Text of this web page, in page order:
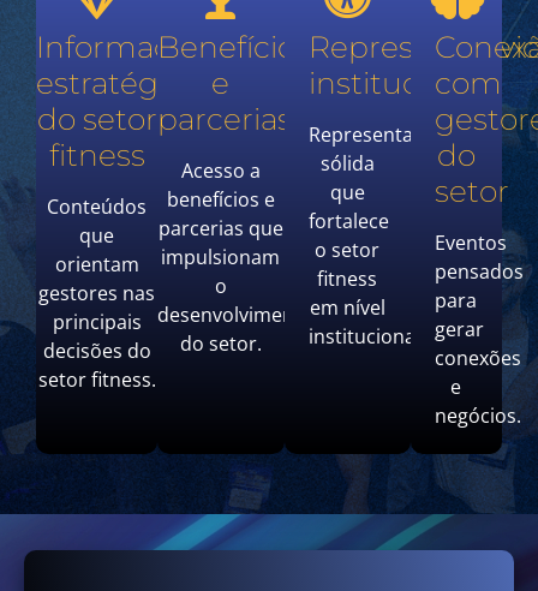
Informação
estratégica
do setor
fitness
Conteúdos
que
orientam
gestores nas
principais
decisões do
setor fitness.
Benefícios
e
parcerias
Acesso a
benefícios e
parcerias que
impulsionam
o
desenvolvimento
do setor.
institucional
Representação
sólida
que
fortalece
o setor
fitness
em nível
institucional.
com
do
setor
Eventos
pensados
para
gerar
conexões
e
negócios.